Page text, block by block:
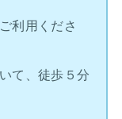
利用くださ
て、徒歩５分